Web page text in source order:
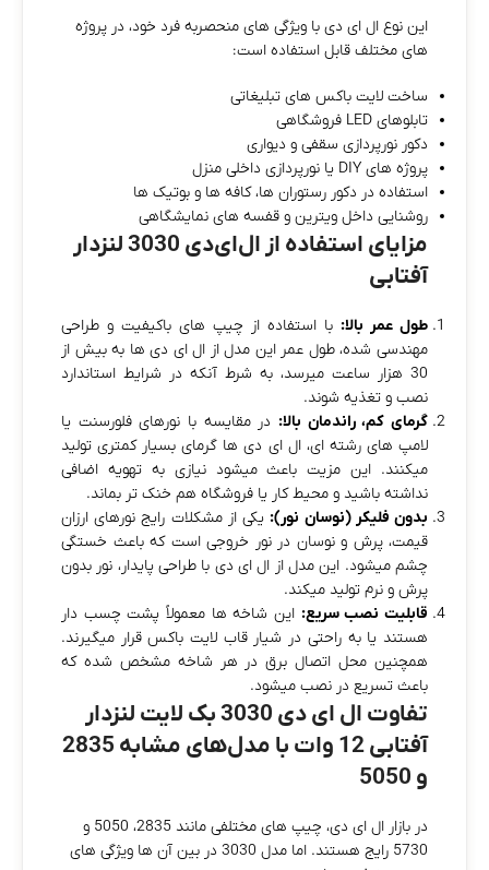
این نوع ال‌ ای‌ دی با ویژگی‌ های منحصربه‌ فرد خود، در پروژه‌
های مختلف قابل استفاده است:
ساخت لایت‌ باکس‌ های تبلیغاتی
تابلوهای LED فروشگاهی
دکور نورپردازی سقفی و دیواری
پروژه‌ های DIY یا نورپردازی داخلی منزل
استفاده در دکور رستوران‌ ها، کافه‌ ها و بوتیک‌ ها
روشنایی داخل ویترین و قفسه‌ های نمایشگاهی
مزایای استفاده از ال‌ای‌دی 3030 لنزدار
آفتابی
طول عمر بالا: با استفاده از چیپ‌ های باکیفیت و طراحی
مهندسی‌ شده، طول عمر این مدل از ال‌ ای‌ دی‌ ها به بیش از
30 هزار ساعت میرسد، به شرط آنکه در شرایط استاندارد
نصب و تغذیه شوند.
گرمای کم، راندمان بالا: در مقایسه با نورهای فلورسنت یا
لامپ‌ های رشته‌ ای، ال‌ ای‌ دی‌ ها گرمای بسیار کمتری تولید
میکنند. این مزیت باعث میشود نیازی به تهویه اضافی
نداشته باشید و محیط کار یا فروشگاه هم خنک‌ تر بماند.
بدون فلیکر (نوسان نور): یکی از مشکلات رایج نورهای ارزان‌
قیمت، پرش و نوسان در نور خروجی است که باعث خستگی
چشم میشود. این مدل از ال‌ ای‌ دی با طراحی پایدار، نور بدون
پرش و نرم تولید میکند.
قابلیت نصب سریع: این شاخه‌ ها معمولاً پشت چسب‌ دار
هستند یا به‌ راحتی در شیار قاب لایت‌ باکس قرار میگیرند.
همچنین محل اتصال برق در هر شاخه مشخص شده که
باعث تسریع در نصب میشود.
تفاوت ال ای دی 3030 بک لایت لنزدار
آفتابی 12 وات با مدل‌های مشابه 2835
و 5050
در بازار ال‌ ای‌ دی، چیپ‌ های مختلفی مانند 2835، 5050 و
5730 رایج هستند. اما مدل 3030 در بین آن‌ ها ویژگی‌ های